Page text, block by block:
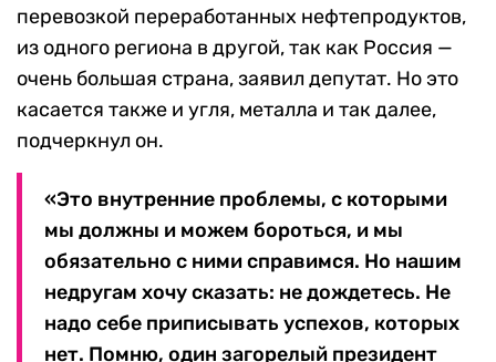
перевозкой переработанных нефтепродуктов,
из одного региона в другой, так как Россия —
очень большая страна, заявил депутат. Но это
касается также и угля, металла и так далее,
подчеркнул он.
«Это внутренние проблемы, с которыми
мы должны и можем бороться, и мы
обязательно с ними справимся. Но нашим
недругам хочу сказать: не дождетесь. Не
надо себе приписывать успехов, которых
нет. Помню, один загорелый президент